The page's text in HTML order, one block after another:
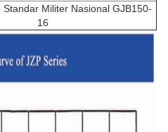
Militer Nasional GJB150-
16